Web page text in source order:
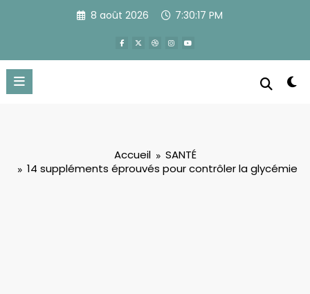
8 août 2026 7:30:19 PM
Accueil
SANTÉ
14 suppléments éprouvés pour contrôler la glycémie